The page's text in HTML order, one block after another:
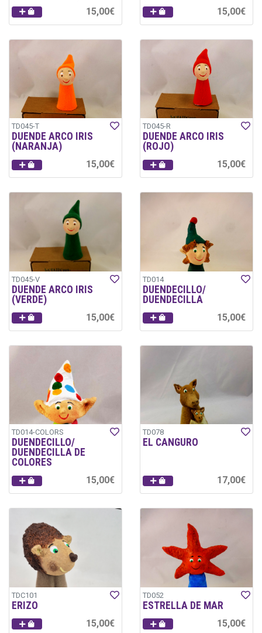
15,00€ 15,00€
TD045-T
DUENDE ARCO IRIS
(NARANJA)
15,00€
TD045-R
DUENDE ARCO IRIS
(ROJO)
15,00€
TD045-V
DUENDE ARCO IRIS
(VERDE)
15,00€
TD014
DUENDECILLO/
DUENDECILLA
15,00€
TD014-COLORS
DUENDECILLO/
DUENDECILLA DE
COLORES
15,00€
TD078
EL CANGURO
17,00€
TDC101
ERIZO
15,00€
TD052
ESTRELLA DE MAR
15,00€